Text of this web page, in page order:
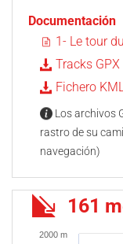
Documentación
1- Le tour
Tracks GPX
Fichero KML
Los archivos
rastro de su
navegación)
161
2000 m